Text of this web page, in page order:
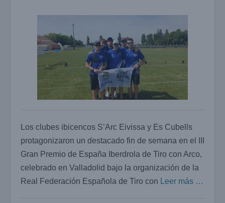
Los clubes ibicencos S’Arc Eivissa y Es Cubells
protagonizaron un destacado fin de semana en el III
Gran Premio de España Iberdrola de Tiro con Arco,
celebrado en Valladolid bajo la organización de la
Real Federación Española de Tiro con
Leer más …